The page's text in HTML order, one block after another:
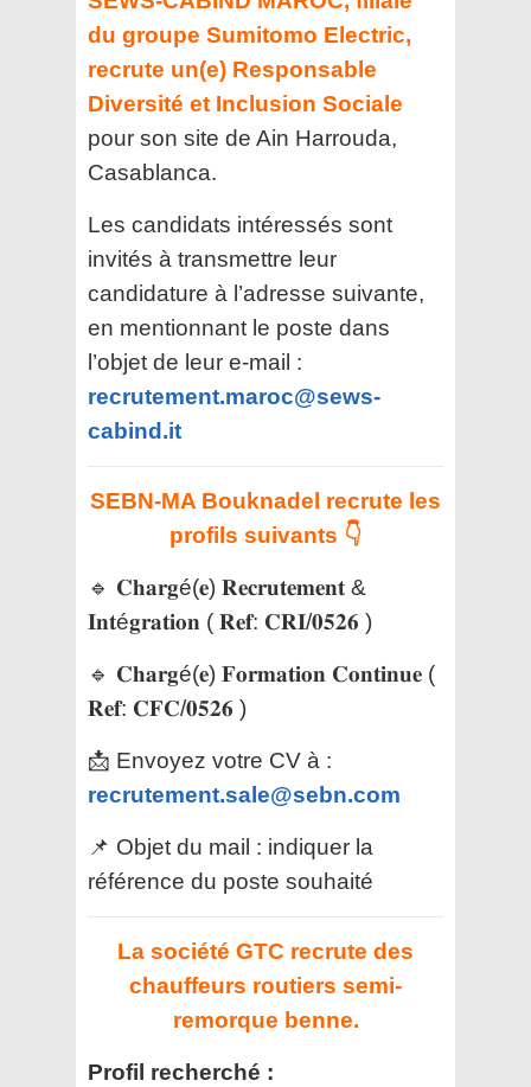
du groupe Sumitomo Electric,
recrute un(e) Responsable
Diversité et Inclusion Sociale
pour son site de Ain Harrouda,
Casablanca.
Les candidats intéressés sont
invités à transmettre leur
candidature à l’adresse suivante,
en mentionnant le poste dans
l’objet de leur e-mail :
recrutement.maroc@sews-
cabind.it
SEBN-MA Bouknadel recrute les
profils suivants 👇
🔹 𝐂𝐡𝐚𝐫𝐠é(𝐞) 𝐑𝐞𝐜𝐫𝐮𝐭𝐞𝐦𝐞𝐧𝐭 &
𝐈𝐧𝐭é𝐠𝐫𝐚𝐭𝐢𝐨𝐧 ( 𝐑𝐞𝐟: 𝐂𝐑𝐈/𝟎𝟓𝟐𝟔 )
🔹 𝐂𝐡𝐚𝐫𝐠é(𝐞) 𝐅𝐨𝐫𝐦𝐚𝐭𝐢𝐨𝐧 𝐂𝐨𝐧𝐭𝐢𝐧𝐮𝐞 (
𝐑𝐞𝐟: 𝐂𝐅𝐂/𝟎𝟓𝟐𝟔 )
📩 Envoyez votre CV à :
recrutement.sale@sebn.com
📌 Objet du mail : indiquer la
référence du poste souhaité
La société GTC recrute des
chauffeurs routiers semi-
remorque benne.
Profil recherché :